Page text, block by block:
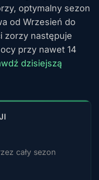
optymalny sezon
od Wrzesień do
zorzy następuje
przy nawet 14
dzisiejszą
cały sezon